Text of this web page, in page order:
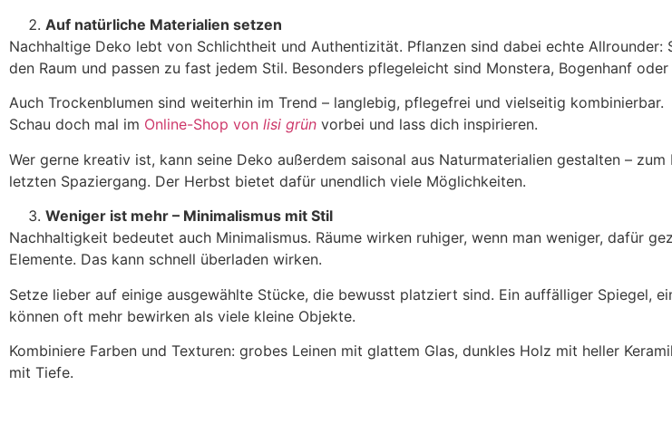
Auf natürliche Materialien setzen
Nachhaltige Deko lebt von Schlichtheit und Authentizität. Pflanzen sind dabei echte Allrounder:
den Raum und passen zu fast jedem Stil. Besonders pflegeleicht sind Monstera, Bogenhanf
Auch Trockenblumen sind weiterhin im Trend – langlebig, pflegefrei und vielseitig kombinierbar.
Schau doch mal im Online-Shop von lisi grün vorbei und lass dich inspirieren.
Wer gerne kreativ ist, kann seine Deko außerdem saisonal aus Naturmaterialien gestalten –
letzten Spaziergang. Der Herbst bietet dafür unendlich viele Möglichkeiten.
Weniger ist mehr – Minimalismus mit Stil
Nachhaltigkeit bedeutet auch Minimalismus. Räume wirken ruhiger, wenn man weniger, dafür
Elemente. Das kann schnell überladen wirken.
Setze lieber auf einige ausgewählte Stücke, die bewusst platziert sind. Ein auffälliger Spiegel,
können oft mehr bewirken als viele kleine Objekte.
Kombiniere Farben und Texturen: grobes Leinen mit glattem Glas, dunkles Holz mit heller
mit Tiefe.